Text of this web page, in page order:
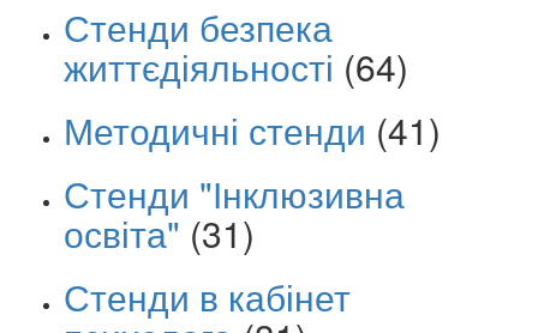
Стенди безпека
життєдіяльності (64)
Методичні стенди (41)
Стенди "Інклюзивна
освіта" (31)
Стенди в кабінет